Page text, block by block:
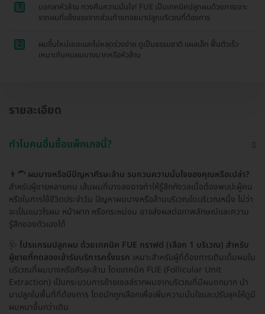
1
บอกลาหัวล้าน ทวงคืนความมั่นใจ! FUE เป็นเทคนิคปลูกผมด้วยการเจาะ
รากผมที่แข็งแรงจากส่วนท้ายทอยมาปลูกบริเวณที่ต้องการ
2
ผมขึ้นใหม่เยอะและไม่หลุดร่วงง่าย ดูเป็นธรรมชาติ แผลเล็ก ฟื้นตัวเร็ว
เหมาะกับคนผมบางมากหรือหัวล้าน
รายละเอียด
ทำไมคนอื่นซื้อแพ็กเกจนี้?
👨‍🦱 ผมบางหรือมีปัญหาศีรษะล้าน รบกวนความมั่นใจของคุณหรือเปล่า?
สำหรับผู้ชายหลายคน เส้นผมที่บางลงอาจทำให้รู้สึกกังวลเมื่อต้องพบปะผู้คน
หรือในการใช้ชีวิตประจำวัน ปัญหาผมบางหรือล้านบริเวณใดบริเวณหนึ่ง ไม่ว่า
จะเป็นแนวไรผม หน้าผาก หรือกระหม่อม อาจส่งผลต่อภาพลักษณ์และความ
รู้สึกของตัวเองได้
🩺 โปรแกรมปลูกผม ด้วยเทคนิค FUE กราฟต์ (เลือก 1 บริเวณ) สำหรับ
ผู้ชายที่ทดลองเข้ารับบริการครั้งแรก เหมาะสำหรับผู้ที่ต้องการเติมเต็มผมใน
บริเวณที่ผมบางหรือศีรษะล้าน โดยเทคนิค FUE (Follicular Unit
Extraction) เป็นกระบวนการย้ายเซลล์รากผมจากบริเวณที่มีผมดกมาก นำ
มาปลูกในพื้นที่ที่ต้องการ โดยมักถูกเลือกเพื่อเพิ่มความมั่นใจและปรับลุคให้ดูมี
ผมหนาขึ้นกว่าเดิม